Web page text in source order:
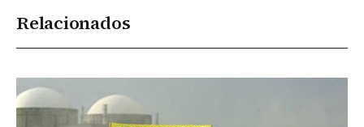
Relacionados